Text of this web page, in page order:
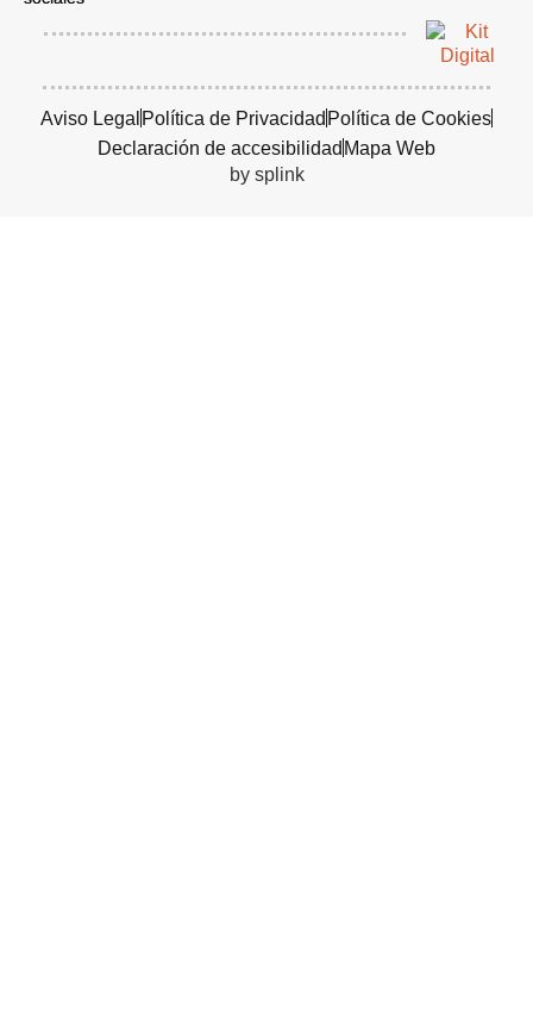
Aviso Legal Política de Privacidad Política de Cookies
Declaración de accesibilidad Mapa Web
by splink